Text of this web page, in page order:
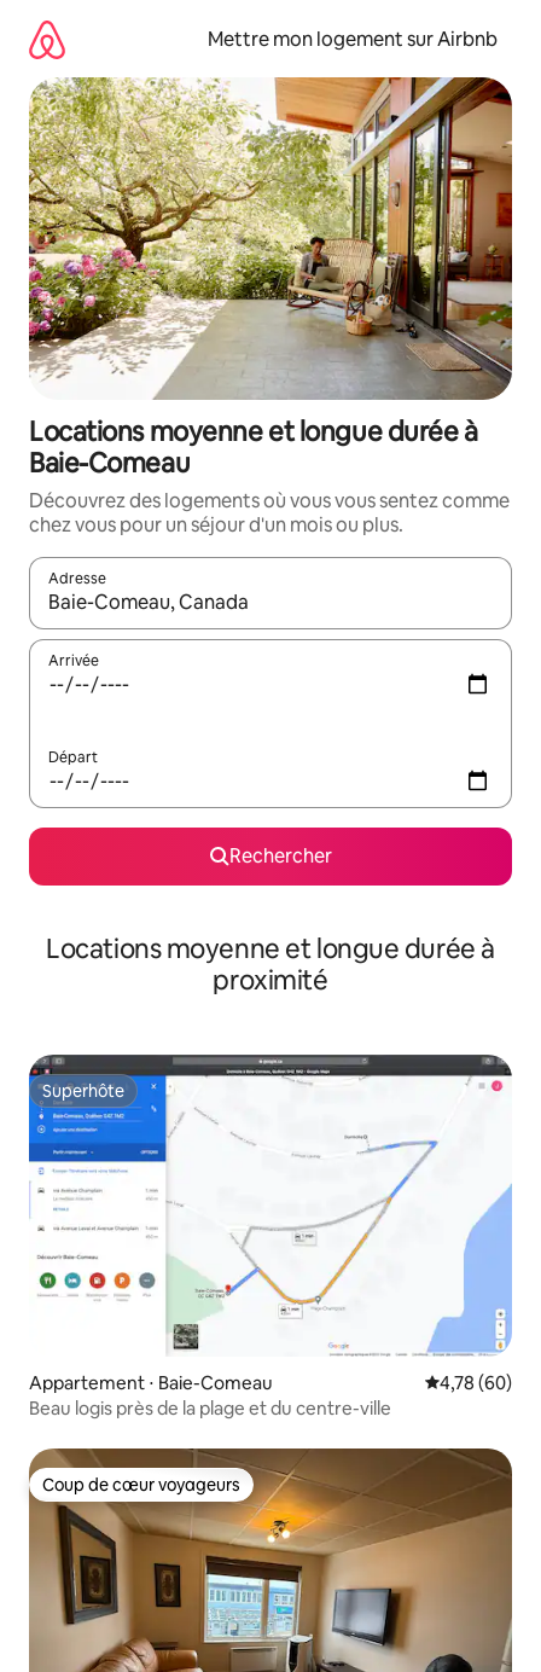
directement
contenu
Mettre mon logement sur Airbnb
Locations moyenne et longue durée à
Baie-Comeau
Découvrez des logements où vous vous sentez comme
chez vous pour un séjour d'un mois ou plus.
Adresse
Lorsque les résultats s'affichent, utilisez les flèches vers le
Arrivée
Départ
Rechercher
Locations moyenne et longue durée à
proximité
Superhôte
Superhôte
Appartement ⋅ Baie-Comeau Évaluation
4,78 (60)
Beau logis près de la plage et du centre-ville
Coup de cœur voyageurs
Coup de cœur voyageurs